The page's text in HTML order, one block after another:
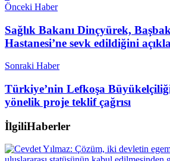
Önceki Haber
Sağlık Bakanı Dinçyürek,
Hastanesi’ne sevk edildiğini
Sonraki Haber
Türkiye’nin Lefkoşa
yönelik proje teklif çağrısı
İlgiliHaberler